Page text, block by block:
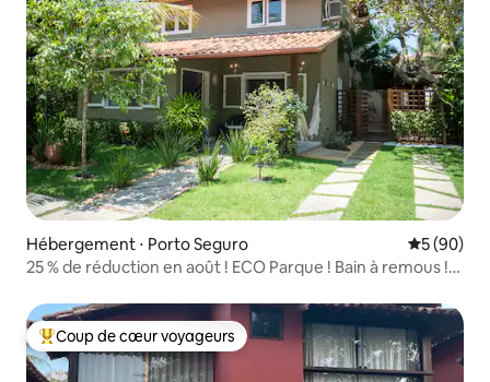
Hébergement ⋅ Porto Seguro
5 (90)
25 % de réduction en août ! ECO Parque ! Bain à remous !
Coups de cœur voyageurs les plus appréciés
Coup de cœur voyageurs